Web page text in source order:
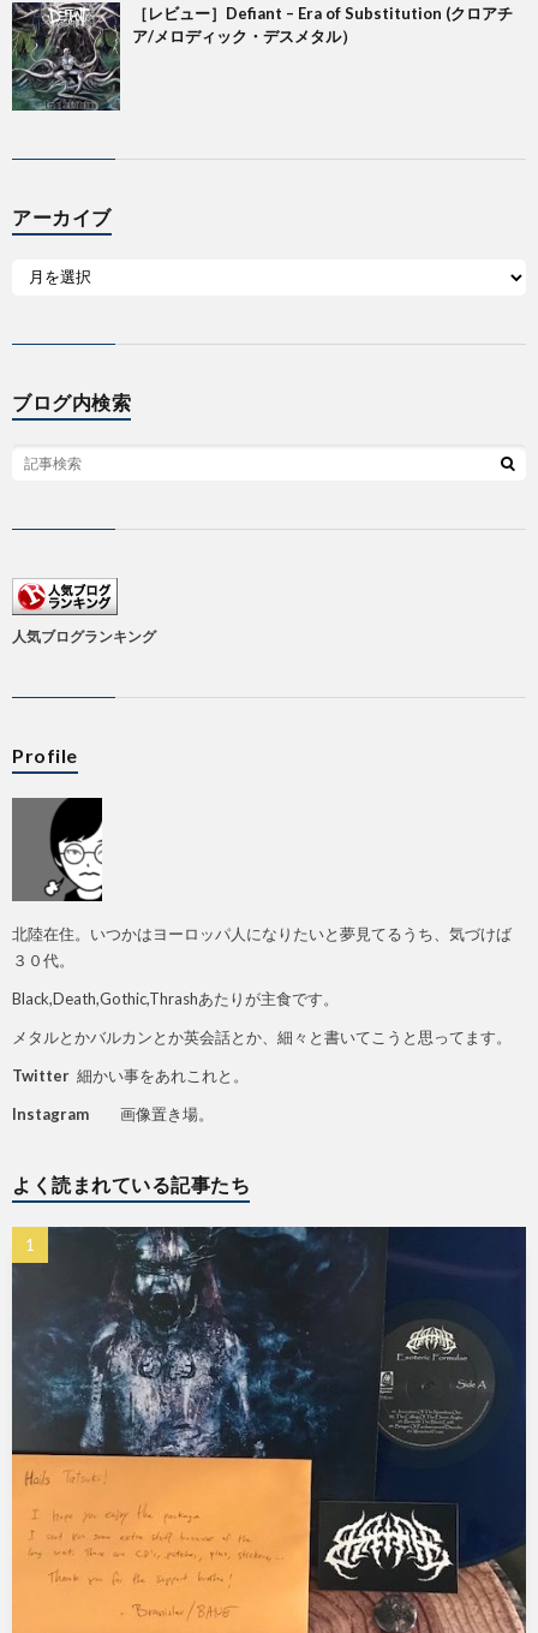
［レビュー］Defiant – Era of Substitution (クロアチ
ア/メロディック・デスメタル）
アーカイブ
ブログ内検索
人気ブログランキング
Profile
北陸在住。いつかはヨーロッパ人になりたいと夢見てるうち、気づけば
３０代。
Black,Death,Gothic,Thrashあたりが主食です。
メタルとかバルカンとか英会話とか、細々と書いてこうと思ってます。
Twitter 細かい事をあれこれと。
Instagram 画像置き場。
よく読まれている記事たち